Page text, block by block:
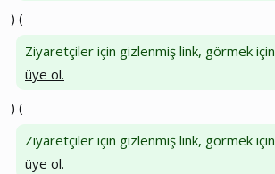
) (
Ziyaretçiler için gizlenmiş link, görmek için
üye ol.
) (
Ziyaretçiler için gizlenmiş link, görmek için
üye ol.